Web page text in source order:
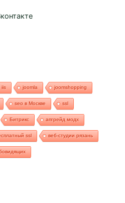
iis joomla joomshopping
seo в Москве ssl
Битрикс апгрейд модх
ssl веб-студии рязань